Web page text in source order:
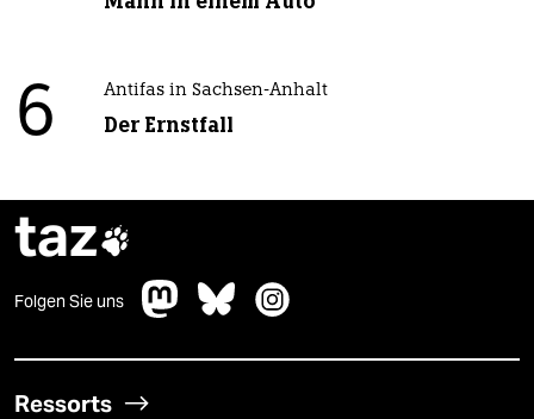
6 Antifas in Sachsen-Anhalt
Der Ernstfall
taz
Folgen Sie uns
Ressorts